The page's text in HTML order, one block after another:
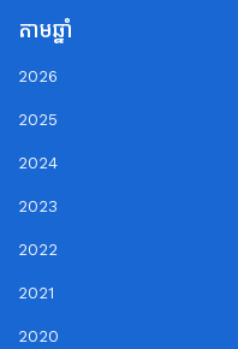
តាមឆ្នាំ
2026
2025
2024
2023
2022
2021
2020